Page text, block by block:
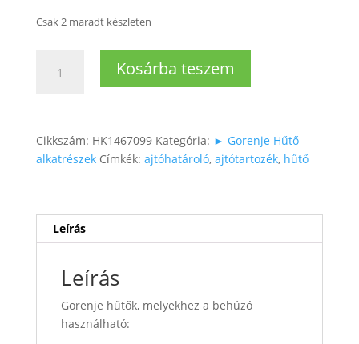
Csak 2 maradt készleten
ajtóhatároló
mennyiség
Kosárba teszem
Cikkszám: HK1467099 Kategória: ► Gorenje Hűtő
alkatrészek Címkék: ajtóhatároló, ajtótartozék, hűtő
Leírás
Leírás
Gorenje hűtők, melyekhez a behúzó
használható: